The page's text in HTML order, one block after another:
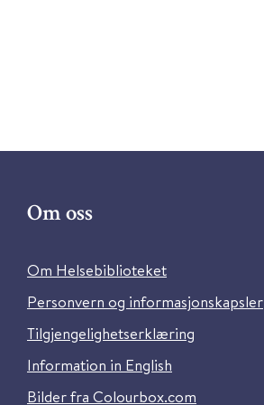
Om oss
Om Helsebiblioteket
Personvern og informasjonskapsler
Tilgjengelighetserklæring
Information in English
Bilder fra Colourbox.com